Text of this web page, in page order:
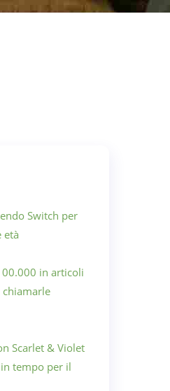
Switch per
età
in articoli
Scarlet & Violet
tempo per il